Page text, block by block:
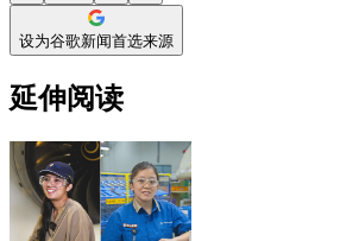
设为谷歌新闻首选来源
延伸阅读